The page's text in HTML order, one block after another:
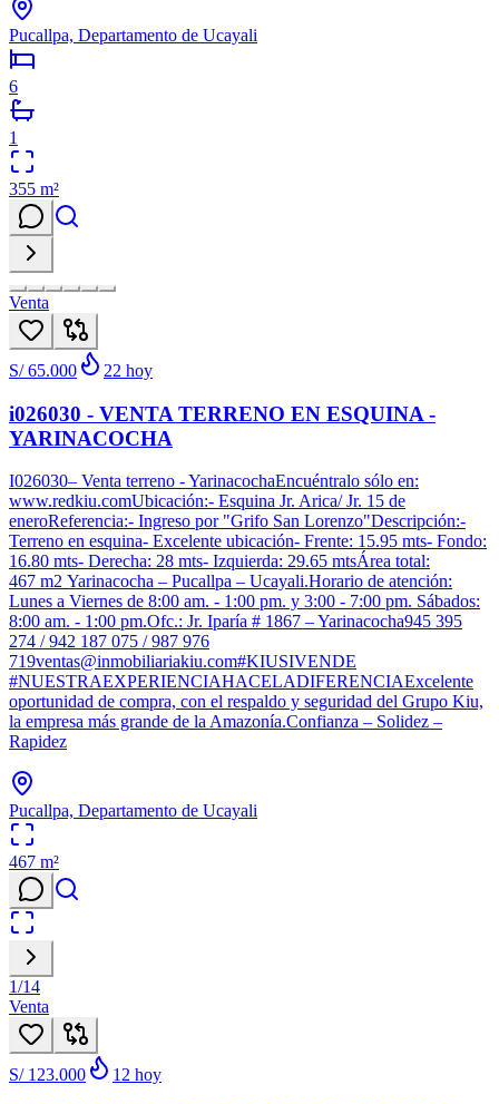
Pucallpa, Departamento de Ucayali
6
1
355 m²
Venta
S/ 65.000 22 hoy
i026030 - VENTA TERRENO EN ESQUINA -
YARINACOCHA
I026030– Venta terreno - YarinacochaEncuéntralo sólo en:
www.redkiu.comUbicación:- Esquina Jr. Arica/ Jr. 15 de
eneroReferencia:- Ingreso por "Grifo San Lorenzo"Descripción:-
Terreno en esquina- Excelente ubicación- Frente: 15.95 mts- Fondo:
16.80 mts- Derecha: 28 mts- Izquierda: 29.65 mtsÁrea total:
467 m2 Yarinacocha – Pucallpa – Ucayali.Horario de atención:
Lunes a Viernes de 8:00 am. - 1:00 pm. y 3:00 - 7:00 pm. Sábados:
8:00 am. - 1:00 pm.Ofc.: Jr. Iparía # 1867 – Yarinacocha945 395
274 / 942 187 075 / 987 976
719ventas@inmobiliariakiu.com#KIUSIVENDE
#NUESTRAEXPERIENCIAHACELADIFERENCIAExcelente
oportunidad de compra, con el respaldo y seguridad del Grupo Kiu,
la empresa más grande de la Amazonía.Confianza – Solidez –
Rapidez
Pucallpa, Departamento de Ucayali
467 m²
1/14
Venta
S/ 123.000 12 hoy